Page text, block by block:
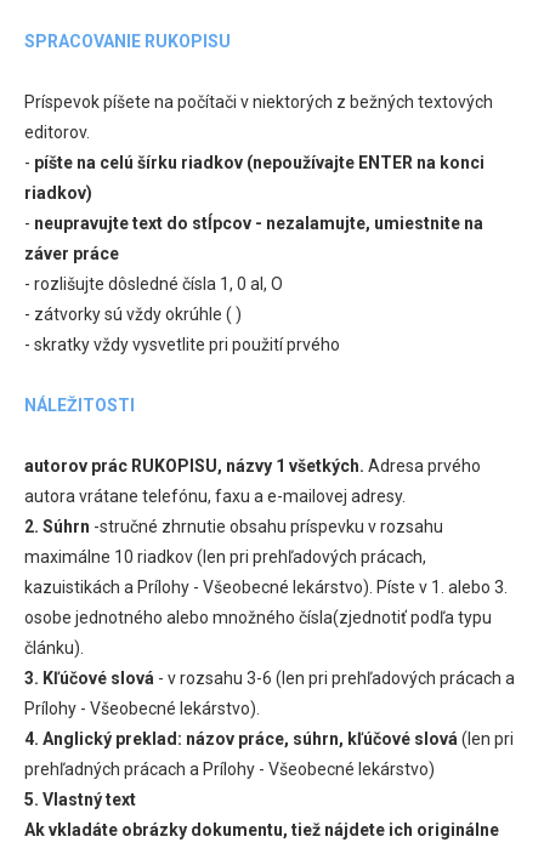
SPRACOVANIE RUKOPISU
Príspevok píšete na počítači v niektorých z bežných textových
editorov.
- píšte na celú šírku riadkov (nepoužívajte ENTER na konci
riadkov)
- neupravujte text do stĺpcov - nezalamujte, umiestnite na
záver práce
- rozlišujte dôsledné čísla 1, 0 al, O
- zátvorky sú vždy okrúhle ( )
- skratky vždy vysvetlite pri použití prvého
NÁLEŽITOSTI
autorov prác RUKOPISU, názvy 1 všetkých. Adresa prvého
autora vrátane telefónu, faxu a e-mailovej adresy.
2. Súhrn -stručné zhrnutie obsahu príspevku v rozsahu
maximálne 10 riadkov (len pri prehľadových prácach,
kazuistikách a Prílohy - Všeobecné lekárstvo). Píste v 1. alebo 3.
osobe jednotného alebo množného čísla(zjednotiť podľa typu
článku).
3. Kľúčové slová - v rozsahu 3-6 (len pri prehľadových prácach a
Prílohy - Všeobecné lekárstvo).
4. Anglický preklad: názov práce, súhrn, kľúčové slová (len pri
prehľadných prácach a Prílohy - Všeobecné lekárstvo)
5. Vlastný text
Ak vkladáte obrázky dokumentu, tiež nájdete ich originálne